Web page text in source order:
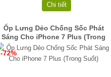
Chi tiết
Ốp Lưng Dẻo Chống Sốc Phát
Sáng Cho iPhone 7 Plus (Trong
Suốt)
-72%